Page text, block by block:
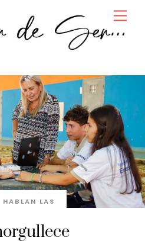
HABLAN LAS